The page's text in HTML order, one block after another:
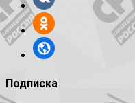
Подписка